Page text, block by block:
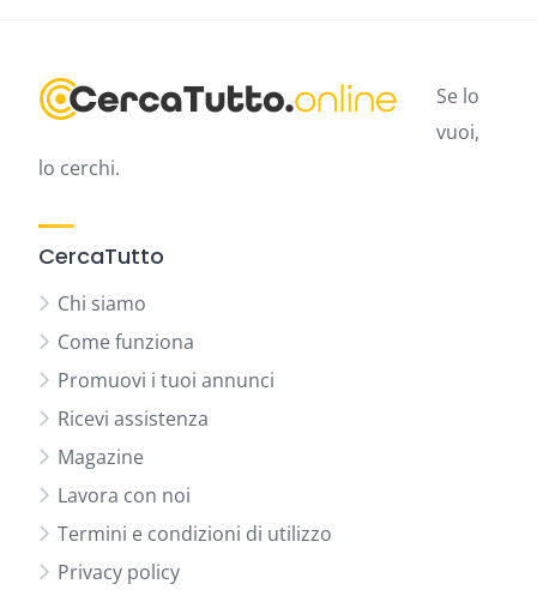
Se lo
vuoi,
lo cerchi.
CercaTutto
Chi siamo
Come funziona
Promuovi i tuoi annunci
Ricevi assistenza
Magazine
Lavora con noi
Termini e condizioni di utilizzo
Privacy policy